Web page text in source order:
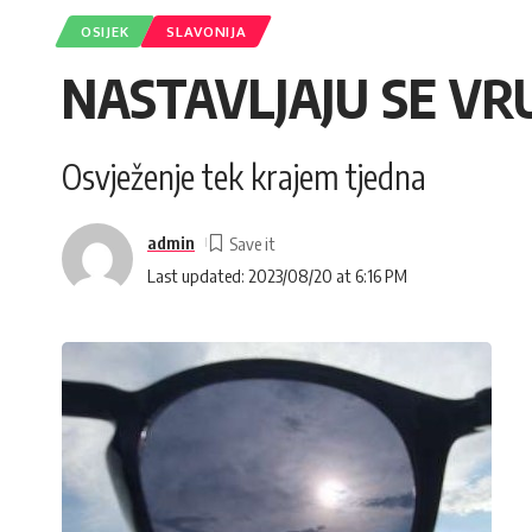
OSIJEK SLAVONIJA
NASTAVLJAJU SE
Osvježenje tek krajem tjedna
Last updated: 2023/08/20 at 6:16 PM
admin